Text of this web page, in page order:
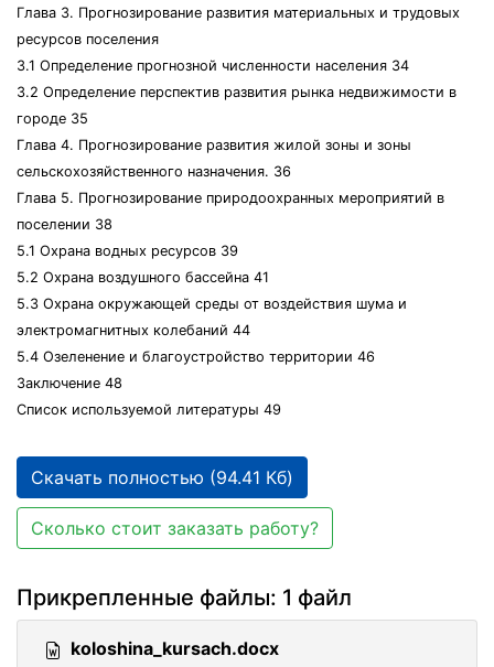
Глава 3. Прогнозирование развития материальных и трудовых
ресурсов поселения
3.1 Определение прогнозной численности населения 34
3.2 Определение перспектив развития рынка недвижимости в
городе 35
Глава 4. Прогнозирование развития жилой зоны и зоны
сельскохозяйственного назначения. 36
Глава 5. Прогнозирование природоохранных мероприятий в
поселении 38
5.1 Охрана водных ресурсов 39
5.2 Охрана воздушного бассейна 41
5.3 Охрана окружающей среды от воздействия шума и
электромагнитных колебаний 44
5.4 Озеленение и благоустройство территории 46
Заключение 48
Список используемой литературы 49
Скачать полностью (94.41 Кб)
Сколько стоит заказать работу?
Прикрепленные файлы: 1 файл
koloshina_kursach.docx